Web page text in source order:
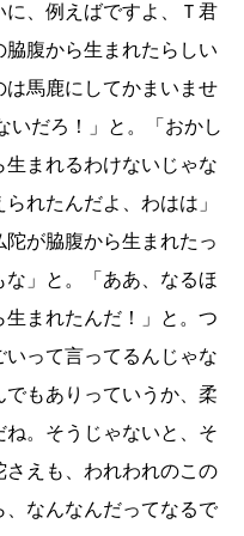
、例えばですよ、Ｔ君
腹から生まれたらしい
は馬鹿にしてかまいませ
いだろ！」と。「おかし
まれるわけないじゃな
れたんだよ、わはは」
が脇腹から生まれたっ
」と。「ああ、なるほ
まれたんだ！」と。つ
って言ってるんじゃな
もありっていうか、柔
。そうじゃないと、そ
えも、われわれのこの
なんなんだってなるで